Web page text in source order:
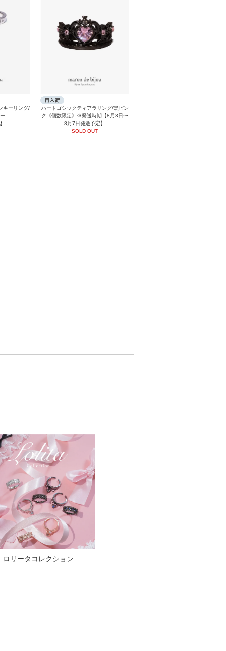
キーリング/
ハートゴシックティアラリング/黒ピン
ク《個数限定》※発送時期【8月3日〜
8月7日発送予定】
SOLD OUT
ロリータコレクション